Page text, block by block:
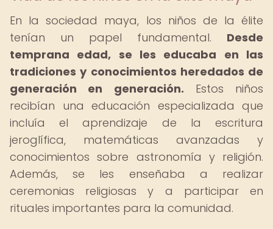
En la sociedad maya, los niños de la élite
tenían un papel fundamental. Desde
temprana edad, se les educaba en las
tradiciones y conocimientos heredados de
generación en generación. Estos niños
recibían una educación especializada que
incluía el aprendizaje de la escritura
jeroglífica, matemáticas avanzadas y
conocimientos sobre astronomía y religión.
Además, se les enseñaba a realizar
ceremonias religiosas y a participar en
rituales importantes para la comunidad.